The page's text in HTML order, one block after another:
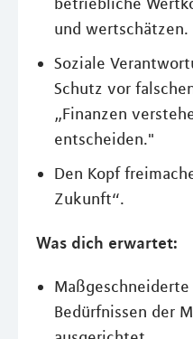
und wertschätzen.
Soziale
Schutz vor
„Finanzen
entscheiden."
Den Kopf
Zukunft“.
Was dich erwartet:
Bedürfnissen der